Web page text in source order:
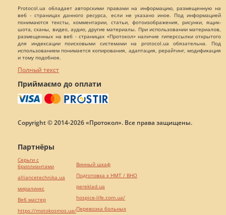
Protocol.ua обладает авторскими правами на информацию, размещенную на
веб - страницах данного ресурса, если не указано иное. Под информацией
понимаются тексты, комментарии, статьи, фотоизображения, рисунки, ящик-
шота, сканы, видео, аудио, другие материалы. При использовании материалов,
размещенных на веб - страницах «Протокол» наличие гиперссылки открытого
для индексации поисковыми системами на protocol.ua обязательна. Под
использованием понимается копирования, адаптация, рерайтинг, модификация
и тому подобное.
Полный текст
Приймаємо до оплати
Copyright © 2014-2026 «Протокол». Все права защищены.
Партнёры
Серьги с
бриллиантами
alliancetechnika.ua
миралинкс
Веб мастер
https://motokosmos.ua/
Винный шкаф
Подготовка к НМТ / ВНО
pereklad.ua
hospice-life.com.ua/
Перевозка больных